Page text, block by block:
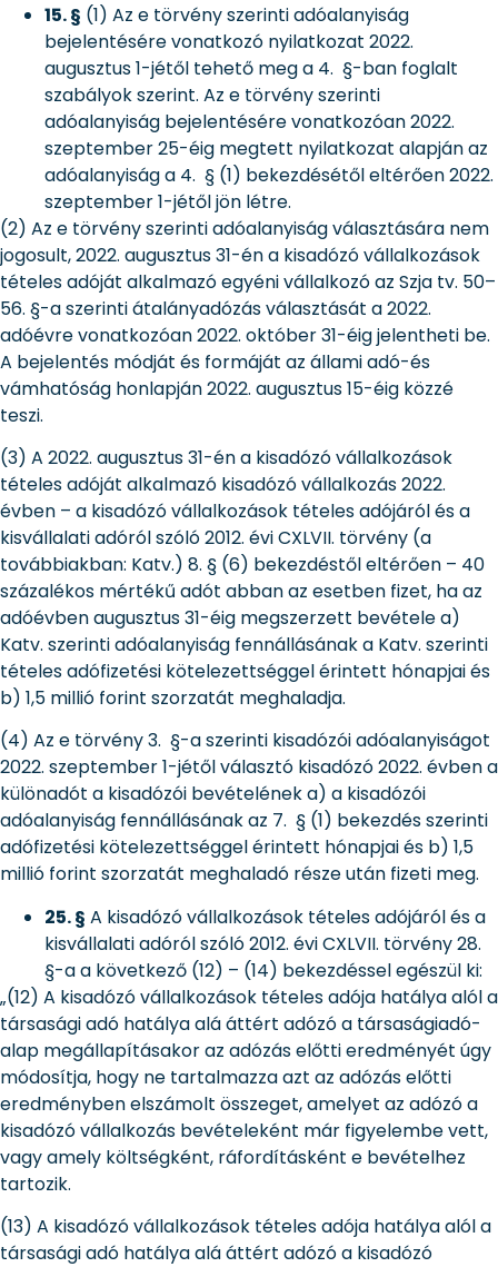
15. § (1) Az e törvény szerinti adóalanyiság
bejelentésére vonatkozó nyilatkozat 2022.
augusztus 1-jétől tehető meg a 4. §-ban foglalt
szabályok szerint. Az e törvény szerinti
adóalanyiság bejelentésére vonatkozóan 2022.
szeptember 25-éig megtett nyilatkozat alapján az
adóalanyiság a 4. § (1) bekezdésétől eltérően 2022.
szeptember 1-jétől jön létre.
(2) Az e törvény szerinti adóalanyiság választására nem
jogosult, 2022. augusztus 31-én a kisadózó vállalkozások
tételes adóját alkalmazó egyéni vállalkozó az Szja tv. 50–
56. §-a szerinti átalányadózás választását a 2022.
adóévre vonatkozóan 2022. október 31-éig jelentheti be.
A bejelentés módját és formáját az állami adó-és
vámhatóság honlapján 2022. augusztus 15-éig közzé
teszi.
(3) A 2022. augusztus 31-én a kisadózó vállalkozások
tételes adóját alkalmazó kisadózó vállalkozás 2022.
évben – a kisadózó vállalkozások tételes adójáról és a
kisvállalati adóról szóló 2012. évi CXLVII. törvény (a
továbbiakban: Katv.) 8. § (6) bekezdéstől eltérően – 40
százalékos mértékű adót abban az esetben fizet, ha az
adóévben augusztus 31-éig megszerzett bevétele a)
Katv. szerinti adóalanyiság fennállásának a Katv. szerinti
tételes adófizetési kötelezettséggel érintett hónapjai és
b) 1,5 millió forint szorzatát meghaladja.
(4) Az e törvény 3. §-a szerinti kisadózói adóalanyiságot
2022. szeptember 1-jétől választó kisadózó 2022. évben a
különadót a kisadózói bevételének a) a kisadózói
adóalanyiság fennállásának az 7. § (1) bekezdés szerinti
adófizetési kötelezettséggel érintett hónapjai és b) 1,5
millió forint szorzatát meghaladó része után fizeti meg.
25. § A kisadózó vállalkozások tételes adójáról és a
kisvállalati adóról szóló 2012. évi CXLVII. törvény 28.
§-a a következő (12) – (14) bekezdéssel egészül ki:
„(12) A kisadózó vállalkozások tételes adója hatálya alól a
társasági adó hatálya alá áttért adózó a társaságiadó-
alap megállapításakor az adózás előtti eredményét úgy
módosítja, hogy ne tartalmazza azt az adózás előtti
eredményben elszámolt összeget, amelyet az adózó a
kisadózó vállalkozás bevételeként már figyelembe vett,
vagy amely költségként, ráfordításként e bevételhez
tartozik.
(13) A kisadózó vállalkozások tételes adója hatálya alól a
társasági adó hatálya alá áttért adózó a kisadózó